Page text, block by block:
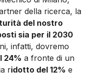
della ricerca, la
del nostro
sia per il 2030
infatti, dovremo
24% a fronte di un
ridotto del 12% e